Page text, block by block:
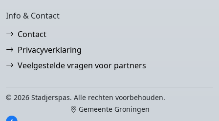
Info & Contact
Contact
Privacyverklaring
Veelgestelde vragen voor partners
© 2026 Stadjerspas. Alle rechten voorbehouden.
Gemeente Groningen